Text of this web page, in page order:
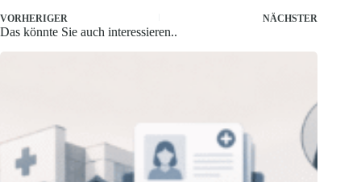
VORHERIGER NÄCHSTER
Das könnte Sie auch interessieren..